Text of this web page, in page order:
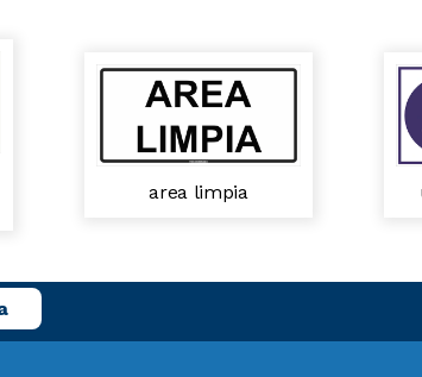
area limpia